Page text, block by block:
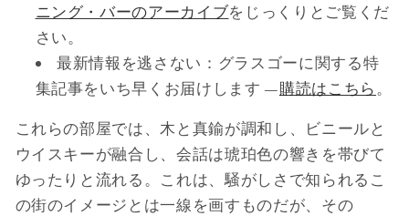
ニング・バーのアーカイブをじっくりとご覧くだ
さい。
最新情報を逃さない：グラスゴーに関する特
集記事をいち早くお届けします —購読はこちら。
これらの部屋では、木と真鍮が調和し、ビニールと
ウイスキーが融合し、会話は琥珀色の響きを帯びて
ゆったりと流れる。これは、騒がしさで知られるこ
の街のイメージとは一線を画すものだが、その